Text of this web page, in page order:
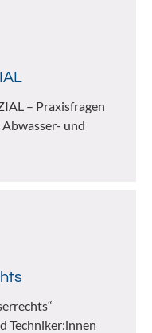
– Praxisfragen
und
Techniker:innen